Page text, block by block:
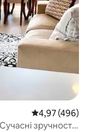
Середня
4,97 (496)
зручності |